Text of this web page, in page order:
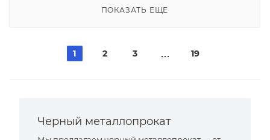
ПОКАЗАТЬ ЕЩЕ
1 2 3 19
Черный металлопрокат